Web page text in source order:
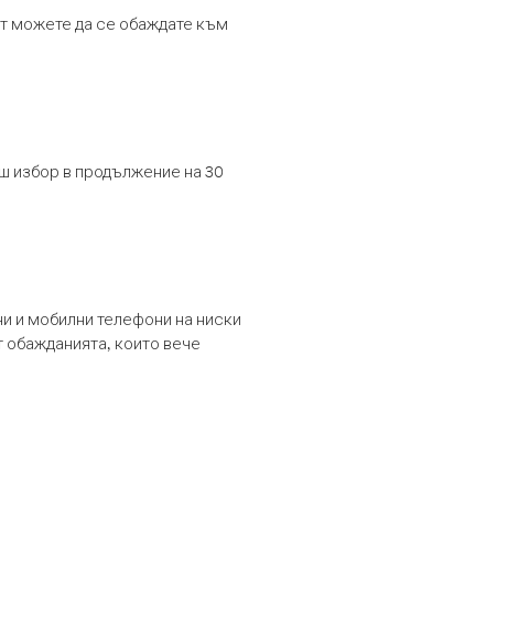
можете да се обаждате към
избор в продължение на 30
и мобилни телефони на ниски
които вече